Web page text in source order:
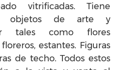
vitrificadas. Tiene
objetos de arte y
tales como flores
estantes. Figuras
de techo. Todos estos